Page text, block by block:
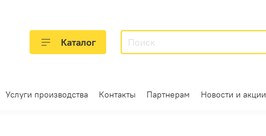
Каталог
Услуги производства Контакты Партнерам Новости и акции